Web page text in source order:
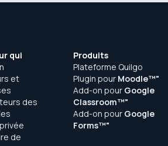
qui
et
des
de
Produits
Plateforme Quilgo
Plugin pour Moodle™"
Add-on pour Google
Classroom™"
Add-on pour Google
Forms™"